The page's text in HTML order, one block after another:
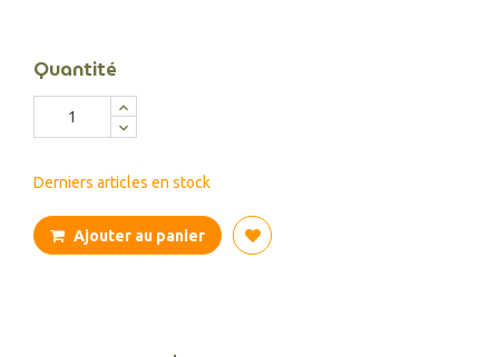
Quantité
Derniers articles en stock
Ajouter au panier